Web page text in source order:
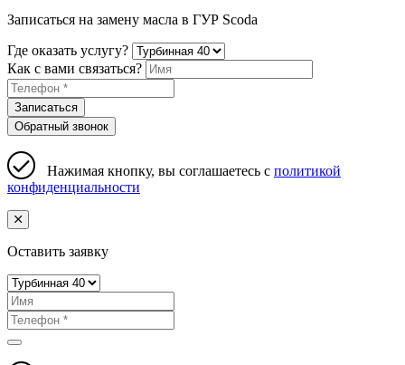
Записаться на замену масла в ГУР Scoda
Где оказать услугу?
Как с вами связаться?
Записаться
Обратный звонок
Нажимая кнопку, вы соглашаетесь с политикой
конфиденциальности
Оставить заявку